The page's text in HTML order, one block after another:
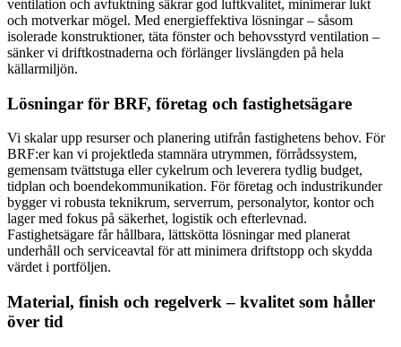
ventilation och avfuktning säkrar god luftkvalitet, minimerar lukt
och motverkar mögel. Med energieffektiva lösningar – såsom
isolerade konstruktioner, täta fönster och behovsstyrd ventilation –
sänker vi driftkostnaderna och förlänger livslängden på hela
källarmiljön.
Lösningar för BRF, företag och fastighetsägare
Vi skalar upp resurser och planering utifrån fastighetens behov. För
BRF:er kan vi projektleda stamnära utrymmen, förrådssystem,
gemensam tvättstuga eller cykelrum och leverera tydlig budget,
tidplan och boendekommunikation. För företag och industrikunder
bygger vi robusta teknikrum, serverrum, personalytor, kontor och
lager med fokus på säkerhet, logistik och efterlevnad.
Fastighetsägare får hållbara, lättskötta lösningar med planerat
underhåll och serviceavtal för att minimera driftstopp och skydda
värdet i portföljen.
Material, finish och regelverk – kvalitet som håller
över tid